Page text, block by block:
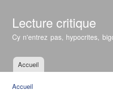
Lecture critique
Cy n'entrez pas, hypocrites,
Menu principal
Accueil
Accueil